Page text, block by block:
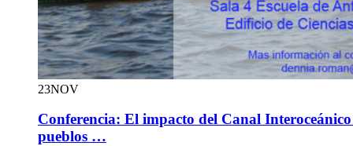
23NOV
Conferencia: El impacto del Canal
pueblos …